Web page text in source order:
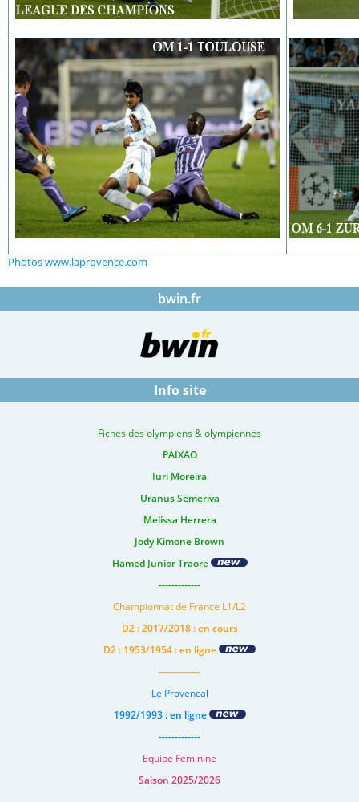
Photos www.laprovence.com
bwin.fr
Info site
Fiches des olympiens & olympiennes
PAIXAO
Iuri Moreira
Uranus Semeriva
Melissa Herrera
Jody Kimone Brown
Hamed Junior Traore
-------------
Championnat de France L1/L2
D2 : 2017/2018 : en cours
D2 : 1953/1954 : en ligne
-------------
Le Provencal
1992/1993 : en ligne
-------------
Equipe Feminine
Saison 2025/2026